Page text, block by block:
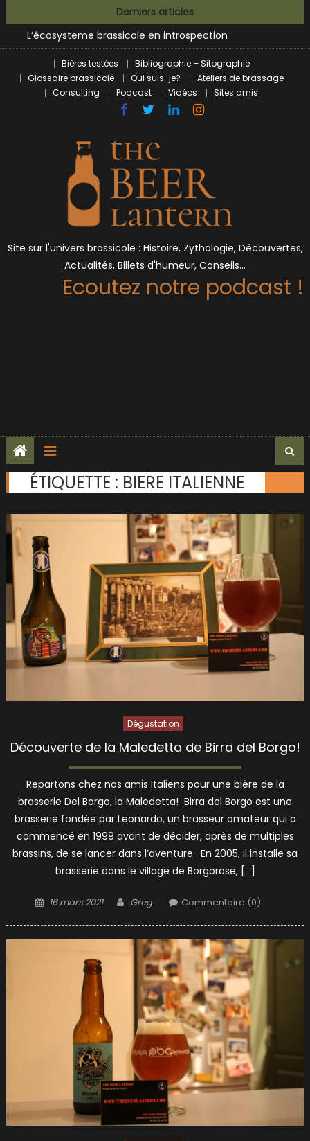
to
content
Derniers articles
Bières et célébrités
L’écosysteme brassicole en introspection
Zoumaï : pionnier de la révolution craft à Marseille
L’intelligence artificielle dans le milieu brassicole
BrewDog racheté par Tilray pour une bouchée de pain ?
Bières et célébrités
Bières testées
Bibliographie – Sitographie
Glossaire brassicole
Qui suis-je?
Ateliers de brassage
Consulting
Podcast Vidéos Sites amis
Site sur l'univers brassicole : Histoire, Zythologie, Découvertes,
Actualités, Billets d'humeur, Conseils…
Ecoutez notre podcast !
ÉTIQUETTE : BIERE ITALIENNE
Dégustation
Découverte de la Maledetta de Birra del Borgo!
Repartons chez nos amis Italiens pour une bière de la
brasserie Del Borgo, la Maledetta! Birra del Borgo est une
brasserie fondée par Leonardo, un brasseur amateur qui a
commencé en 1999 avant de décider, après de multiples
brassins, de se lancer dans l’aventure. En 2005, il installe sa
brasserie dans le village de Borgorose, […]
Posted
16 mars 2021 Author
Greg Commentaire (0)